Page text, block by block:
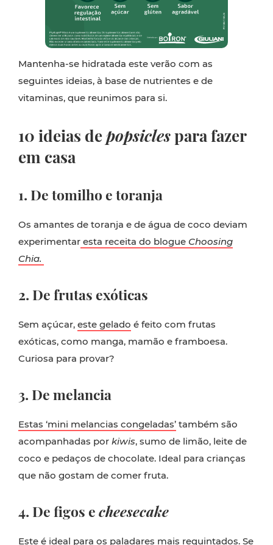
Mantenha-se hidratada este verão com as
seguintes ideias, à base de nutrientes e de
vitaminas, que reunimos para si.
10 ideias depopsiclespara fazer
em casa
1. De tomilho e toranja
Os amantes de toranja e de água de coco deviam
experimentar esta receita do blogue Choosing
Chia.
2. De frutas exóticas
Sem açúcar, este gelado é feito com frutas
exóticas, como manga, mamão e framboesa.
Curiosa para provar?
3. De melancia
Estas ‘mini melancias congeladas’ também são
acompanhadas por kiwis, sumo de limão, leite de
coco e pedaços de chocolate. Ideal para crianças
que não gostam de comer fruta.
4. De figos e cheesecake
Este é ideal para os paladares mais requintados. Se